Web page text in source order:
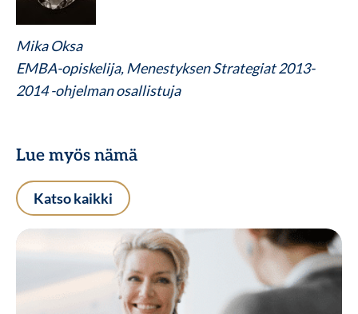
Mika Oksa
EMBA-opiskelija, Menestyksen Strategiat2013-
2014 -ohjelman osallistuja
Lue myös nämä
Katso kaikki